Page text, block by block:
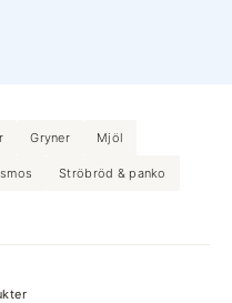
Gryner Mjöl
Ströbröd & panko